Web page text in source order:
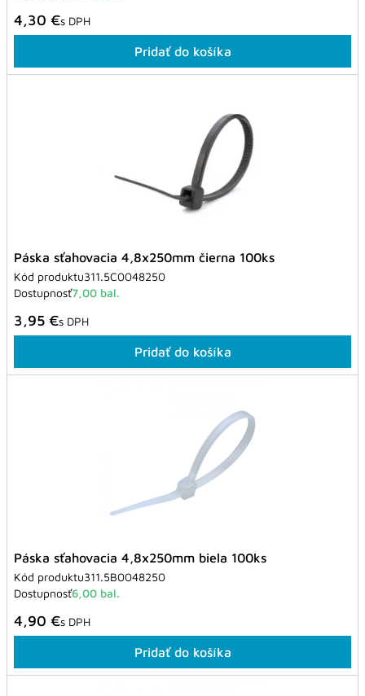
4,30 €s DPH
Pridať do košíka
Páska sťahovacia 4,8x250mm čierna 100ks
Kód produktu311.5C0048250
Dostupnosť7,00 bal.
3,95 €s DPH
Pridať do košíka
Páska sťahovacia 4,8x250mm biela 100ks
Kód produktu311.5B0048250
Dostupnosť6,00 bal.
4,90 €s DPH
Pridať do košíka